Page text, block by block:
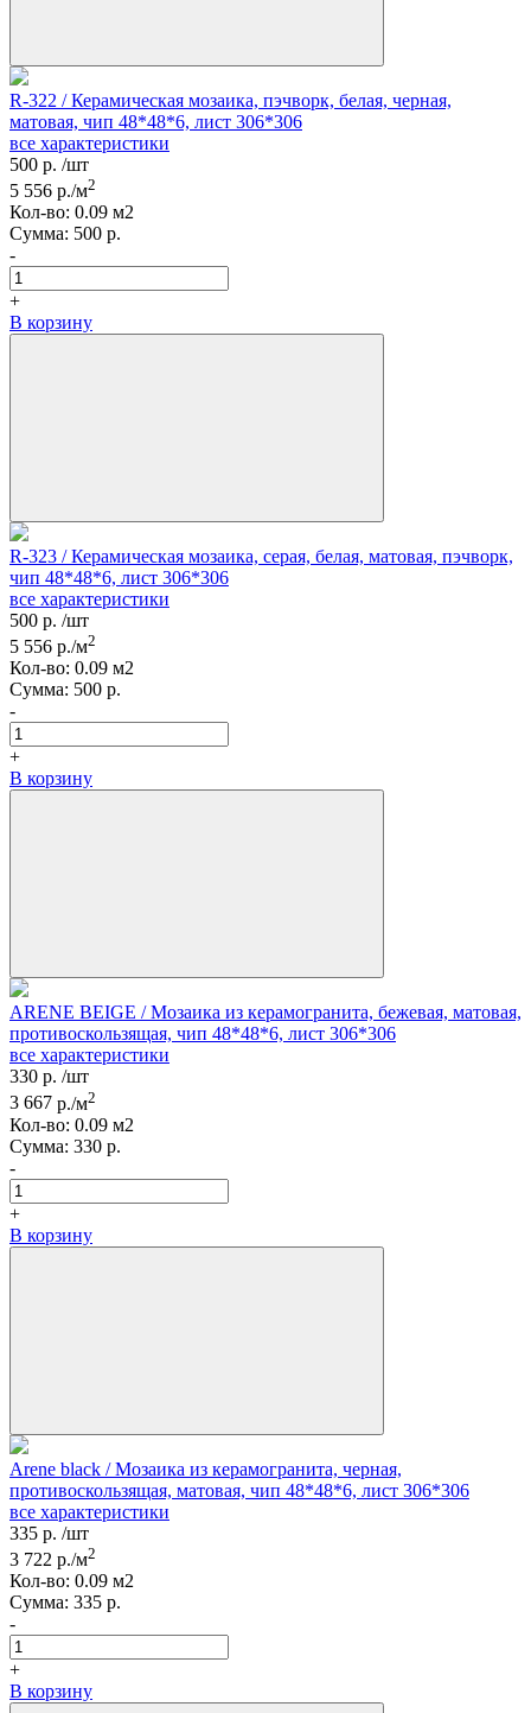
R-322 / Керамическая мозаика, пэчворк, белая, черная,
матовая, чип 48*48*6, лист 306*306
все характеристики
500 р. /шт
5 556 р./м2
Кол-вo: 0.09 м2
Сумма: 500 р.
-
+
В корзину
R-323 / Керамическая мозаика, серая, белая, матовая, пэчворк,
чип 48*48*6, лист 306*306
все характеристики
500 р. /шт
5 556 р./м2
Кол-вo: 0.09 м2
Сумма: 500 р.
-
+
В корзину
ARENE BEIGE / Мозаика из керамогранита, бежевая, матовая,
противоскользящая, чип 48*48*6, лист 306*306
все характеристики
330 р. /шт
3 667 р./м2
Кол-вo: 0.09 м2
Сумма: 330 р.
-
+
В корзину
Arene black / Мозаика из керамогранита, черная,
противоскользящая, матовая, чип 48*48*6, лист 306*306
все характеристики
335 р. /шт
3 722 р./м2
Кол-вo: 0.09 м2
Сумма: 335 р.
-
+
В корзину